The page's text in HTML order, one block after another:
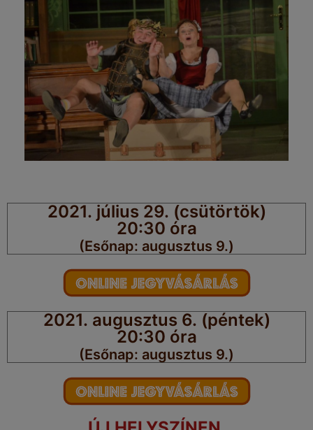
2021. július 29. (csütörtök)
20:30 óra
(Esőnap: augusztus 9.)​
2021. augusztus 6. (péntek)
20:30 óra
(Esőnap: augusztus 9.)​